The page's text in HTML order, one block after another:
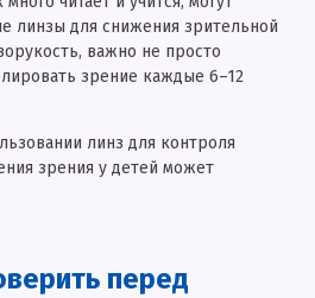
линзы для снижения зрительной
важно не просто
зрение каждые 6–12
линз для контроля
зрения у детей может
перед